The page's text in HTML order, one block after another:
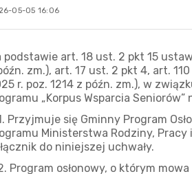
05-05 16:06